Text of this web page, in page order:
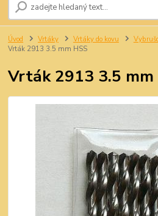
Úvod Vrtáky Vrtáky do kovu
Vrták 2913 3.5 mm HSS
Vrták 2913 3.5 mm